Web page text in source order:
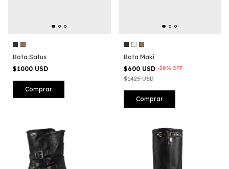
Bota Satus
$1000 USD
Comprar
Bota Maki
$600 USD -58% OFF
$1425 USD
Comprar